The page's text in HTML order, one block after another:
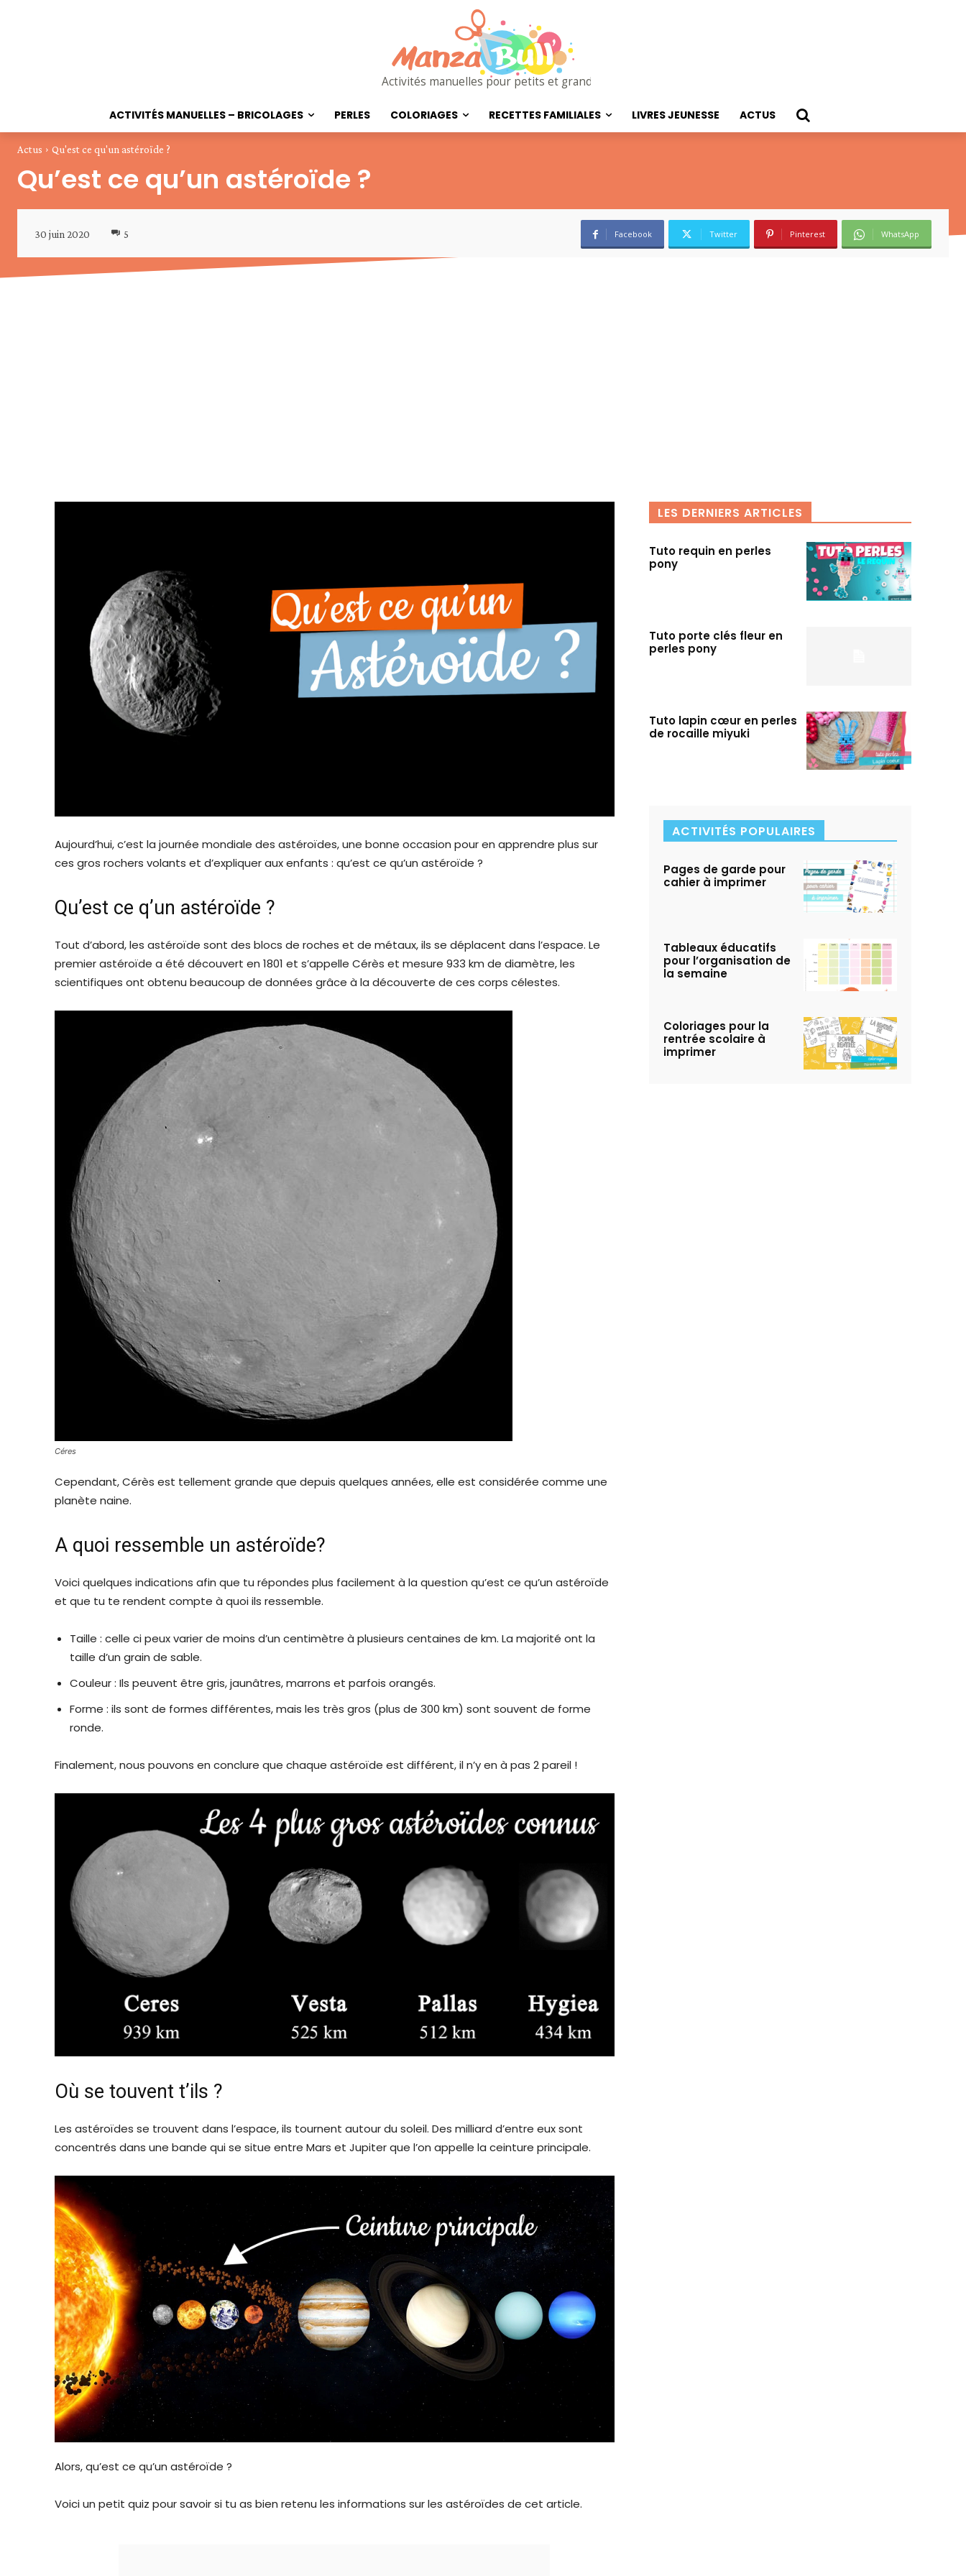
Activités manuelles pour petits et grands
ACTIVITÉS MANUELLES – BRICOLAGES PERLES COLORIAGES RECETTES FAMILIALES LIVRES JEUNESSE ACTUS
Actus Qu'est ce qu'un astéroïde ?
Qu’est ce qu’un astéroïde ?
30 juin 2020 5 Facebook Twitter Pinterest WhatsApp
Aujourd’hui, c’est la journée mondiale des astéroïdes, une bonne occasion pour en apprendre plus sur
ces gros rochers volants et d’expliquer aux enfants : qu’est ce qu’un astéroïde ?
Qu’est ce q’un astéroïde ?
Tout d’abord, les astéroïde sont des blocs de roches et de métaux, ils se déplacent dans l’espace. Le
premier astéroïde a été découvert en 1801 et s’appelle Cérès et mesure 933 km de diamètre, les
scientifiques ont obtenu beaucoup de données grâce à la découverte de ces corps célestes.
Céres
Cependant, Cérès est tellement grande que depuis quelques années, elle est considérée comme une
planète naine.
A quoi ressemble un astéroïde?
Voici quelques indications afin que tu répondes plus facilement à la question qu’est ce qu’un astéroïde
et que tu te rendent compte à quoi ils ressemble.
Taille : celle ci peux varier de moins d’un centimètre à plusieurs centaines de km. La majorité ont la
taille d’un grain de sable.
Couleur : Ils peuvent être gris, jaunâtres, marrons et parfois orangés.
Forme : ils sont de formes différentes, mais les très gros (plus de 300 km) sont souvent de forme
ronde.
Finalement, nous pouvons en conclure que chaque astéroïde est différent, il n’y en à pas 2 pareil !
Où se touvent t’ils ?
Les astéroïdes se trouvent dans l’espace, ils tournent autour du soleil. Des milliard d’entre eux sont
concentrés dans une bande qui se situe entre Mars et Jupiter que l’on appelle la ceinture principale.
Alors, qu’est ce qu’un astéroïde ?
Voici un petit quiz pour savoir si tu as bien retenu les informations sur les astéroïdes de cet article.
LES DERNIERS ARTICLES
Tuto requin en perles
pony
Tuto porte clés fleur en
perles pony
Tuto lapin cœur en perles
de rocaille miyuki
ACTIVITÉS POPULAIRES
Pages de garde pour
cahier à imprimer
Tableaux éducatifs
pour l’organisation de
la semaine
Coloriages pour la
rentrée scolaire à
imprimer